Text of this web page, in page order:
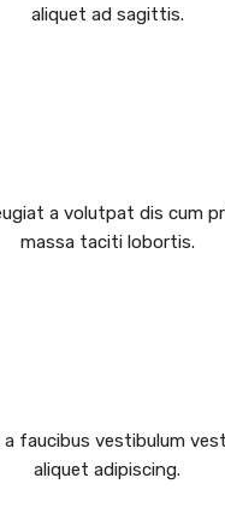
aliquet ad sagittis.
a volutpat dis cum
massa taciti lobortis.
a faucibus vestibulum
aliquet adipiscing.